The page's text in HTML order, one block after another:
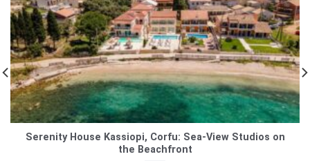
Serenity House Kassiopi, Corfu: Sea-View Studios on
the Beachfront